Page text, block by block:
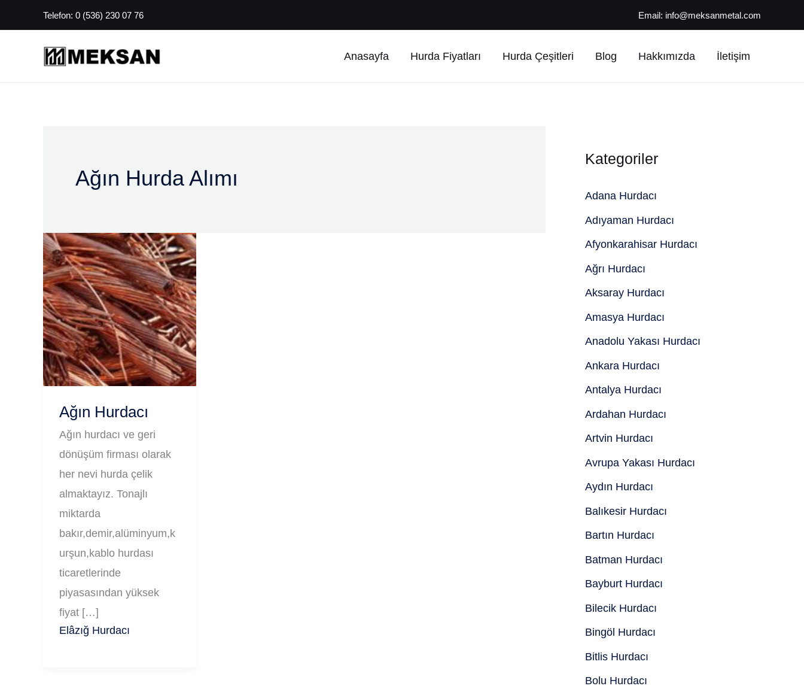
atla
Telefon: 0 (536) 230 07 76 Email: info@meksanmetal.com
Anasayfa Hurda Fiyatları Hurda Çeşitleri Blog Hakkımızda İletişim
Ağın Hurda Alımı
Ağın Hurdacı
Ağın hurdacı ve geri
dönüşüm firması olarak
her nevi hurda çelik
almaktayız. Tonajlı
miktarda
bakır,demir,alüminyum,k
urşun,kablo hurdası
ticaretlerinde
piyasasından yüksek
fiyat […]
Elâzığ Hurdacı
Kategoriler
Adana Hurdacı
Adıyaman Hurdacı
Afyonkarahisar Hurdacı
Ağrı Hurdacı
Aksaray Hurdacı
Amasya Hurdacı
Anadolu Yakası Hurdacı
Ankara Hurdacı
Antalya Hurdacı
Ardahan Hurdacı
Artvin Hurdacı
Avrupa Yakası Hurdacı
Aydın Hurdacı
Balıkesir Hurdacı
Bartın Hurdacı
Batman Hurdacı
Bayburt Hurdacı
Bilecik Hurdacı
Bingöl Hurdacı
Bitlis Hurdacı
Bolu Hurdacı